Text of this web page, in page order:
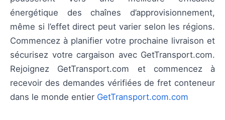
énergétique des chaînes d’approvisionnement,
même si l’effet direct peut varier selon les régions.
Commencez à planifier votre prochaine livraison et
sécurisez votre cargaison avec GetTransport.com.
Rejoignez GetTransport.com et commencez à
recevoir des demandes vérifiées de fret conteneur
dans le monde entier GetTransport.com.com